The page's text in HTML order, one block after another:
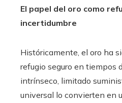
El papel del oro como
incertidumbre
Históricamente, el oro ha
refugio seguro en tiempos
intrínseco, limitado
universal lo convierten en